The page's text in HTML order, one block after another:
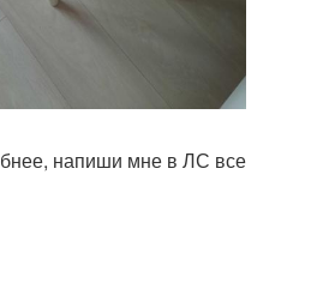
напиши мне в ЛС все